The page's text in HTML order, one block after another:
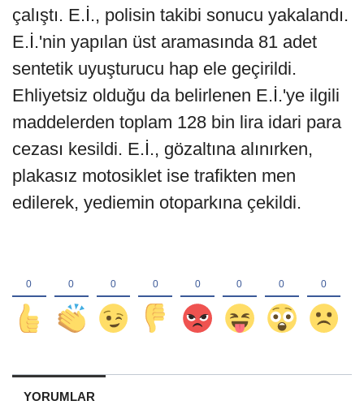
çalıştı. E.İ., polisin takibi sonucu yakalandı.
E.İ.'nin yapılan üst aramasında 81 adet
sentetik uyuşturucu hap ele geçirildi.
Ehliyetsiz olduğu da belirlenen E.İ.'ye ilgili
maddelerden toplam 128 bin lira idari para
cezası kesildi. E.İ., gözaltına alınırken,
plakasız motosiklet ise trafikten men
edilerek, yediemin otoparkına çekildi.
YORUMLAR